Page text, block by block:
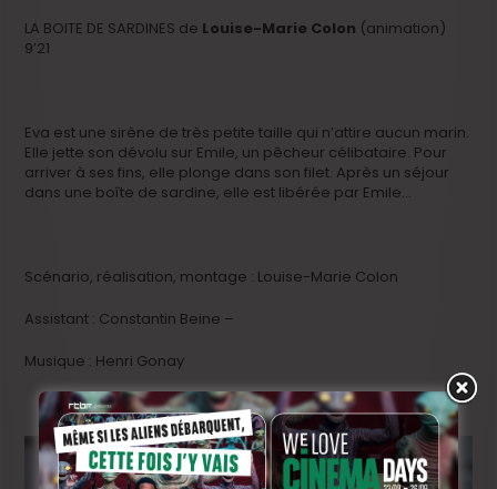
LA BOITE DE SARDINES de Louise-Marie Colon (animation)
9’21
Eva est une sirène de très petite taille qui n’attire aucun marin.
Elle jette son dévolu sur Emile, un pêcheur célibataire. Pour
arriver à ses fins, elle plonge dans son filet. Après un séjour
dans une boîte de sardine, elle est libérée par Emile…
Scénario, réalisation, montage : Louise-Marie Colon
Assistant : Constantin Beine –
Musique : Henri Gonay